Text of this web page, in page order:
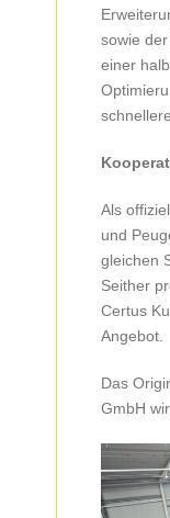
sowie
einer
Als
und
gleichen
Seither
Certus
Angebot.
Das
GmbH